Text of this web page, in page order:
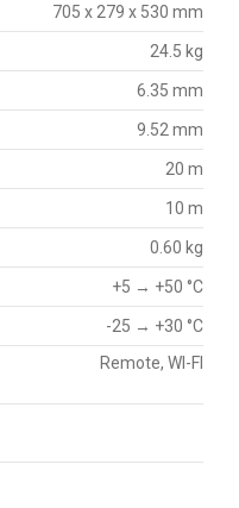
705 x 279 x 530 mm
24.5 kg
6.35 mm
9.52 mm
20 m
10 m
0.60 kg
+5 → +50 °C
-25 → +30 °C
Remote, WI-FI